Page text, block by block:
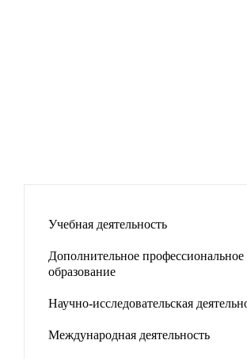
Учебная деятельность
Дополнительное профессиональное
образование
Научно-исследовательская
Международная деятельность